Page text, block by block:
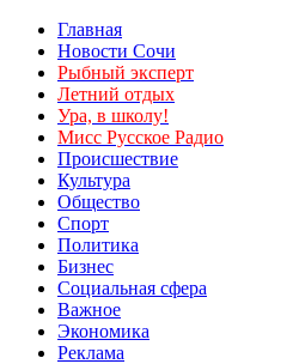
Главная
Новости Сочи
Рыбный эксперт
Летний отдых
Ура, в школу!
Мисс Русское Радио
Происшествие
Культура
Общество
Спорт
Политика
Бизнес
Социальная сфера
Важное
Экономика
Реклама